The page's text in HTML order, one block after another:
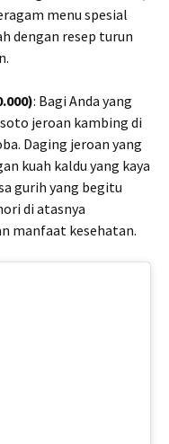
menu spesial
dengan resep turun
: Bagi Anda yang
jeroan kambing di
Daging jeroan yang
kuah kaldu yang kaya
gurih yang begitu
di atasnya
manfaat kesehatan.